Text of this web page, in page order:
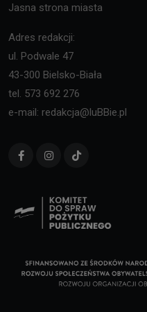
Jasna strona miasta
Adres redakcji:
ul. Podwale 47
43-300 Bielsko-Biała
tel. 573 692 276
e-mail: redakcja@luBBie.pl